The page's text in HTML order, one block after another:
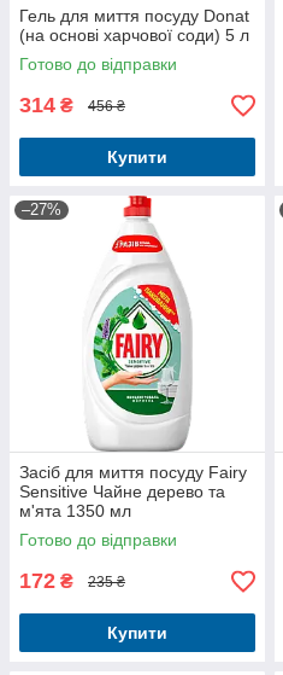
Гель для миття посуду Donat
(на основі харчової соди) 5 л
Готово до відправки
314 ₴ 456 ₴
Купити
–27%
Засіб для миття посуду Fairy
Sensitive Чайне дерево та
м'ята 1350 мл
Готово до відправки
172 ₴ 235 ₴
Купити